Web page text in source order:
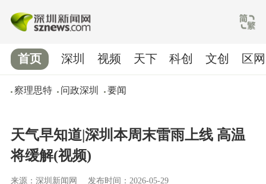
首页
察理思特 问政深圳 要闻
深圳 视频 天下 科创 文创 区网
天气早知道|深圳本周末雷雨上线 高温
将缓解(视频)
来源：深圳新闻网 发布时间：2026-05-29